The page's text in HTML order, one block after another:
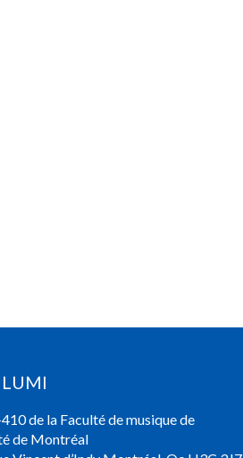
LUMI
de la Faculté de musique de
de Montréal